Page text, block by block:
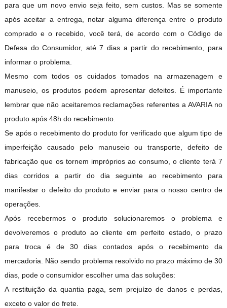
para que um novo envio seja feito, sem custos. Mas se somente
após aceitar a entrega, notar alguma diferença entre o produto
comprado e o recebido, você terá, de acordo com o Código de
Defesa do Consumidor, até 7 dias a partir do recebimento, para
informar o problema.
Mesmo com todos os cuidados tomados na armazenagem e
manuseio, os produtos podem apresentar defeitos. É importante
lembrar que não aceitaremos reclamações referentes a AVARIA no
produto após 48h do recebimento.
Se após o recebimento do produto for verificado que algum tipo de
imperfeição causado pelo manuseio ou transporte, defeito de
fabricação que os tornem impróprios ao consumo, o cliente terá 7
dias corridos a partir do dia seguinte ao recebimento para
manifestar o defeito do produto e enviar para o nosso centro de
operações.
Após recebermos o produto solucionaremos o problema e
devolveremos o produto ao cliente em perfeito estado, o prazo
para troca é de 30 dias contados após o recebimento da
mercadoria. Não sendo problema resolvido no prazo máximo de 30
dias, pode o consumidor escolher uma das soluções:
A restituição da quantia paga, sem prejuízo de danos e perdas,
exceto o valor do frete.